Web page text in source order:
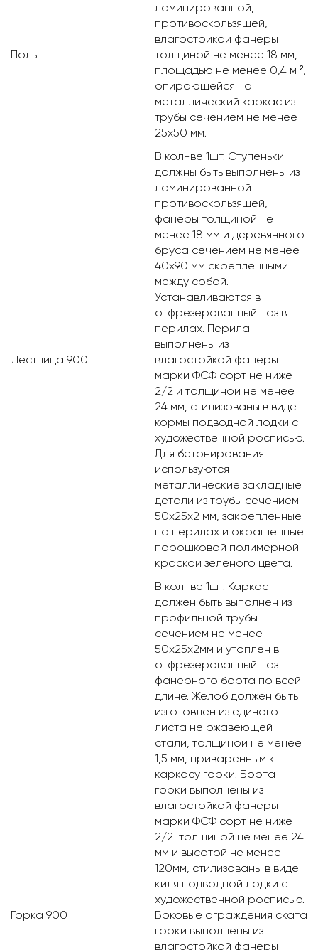
Полы
ламинированной,
противоскользящей,
влагостойкой фанеры
толщиной не менее 18 мм,
площадью не менее 0,4 м ²,
опирающейся на
металлический каркас из
трубы сечением не менее
25х50 мм.
Лестница 900
В кол-ве 1шт. Ступеньки
должны быть выполнены из
ламинированной
противоскользящей,
фанеры толщиной не
менее 18 мм и деревянного
бруса сечением не менее
40х90 мм скрепленными
между собой.
Устанавливаются в
отфрезерованный паз в
перилах. Перила
выполнены из
влагостойкой фанеры
марки ФСФ сорт не ниже
2/2 и толщиной не менее
24 мм, стилизованы в виде
кормы подводной лодки с
художественной росписью.
Для бетонирования
используются
металлические закладные
детали из трубы сечением
50х25х2 мм, закрепленные
на перилах и окрашенные
порошковой полимерной
краской зеленого цвета.
Горка 900
В кол-ве 1шт. Каркас
должен быть выполнен из
профильной трубы
сечением не менее
50х25х2мм и утоплен в
отфрезерованный паз
фанерного борта по всей
длине. Желоб должен быть
изготовлен из единого
листа не ржавеющей
стали, толщиной не менее
1,5 мм, приваренным к
каркасу горки. Борта
горки выполнены из
влагостойкой фанеры
марки ФСФ сорт не ниже
2/2 толщиной не менее 24
мм и высотой не менее
120мм, стилизованы в виде
киля подводной лодки с
художественной росписью.
Боковые ограждения ската
горки выполнены из
влагостойкой фанеры